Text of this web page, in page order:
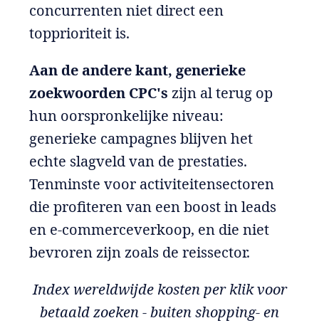
concurrenten niet direct een
topprioriteit is.
Aan de andere kant, generieke
zoekwoorden CPC's zijn al terug op
hun oorspronkelijke niveau:
generieke campagnes blijven het
echte slagveld van de prestaties.
Tenminste voor activiteitensectoren
die profiteren van een boost in leads
en e-commerceverkoop, en die niet
bevroren zijn zoals de reissector.
Index wereldwijde kosten per klik voor
betaald zoeken - buiten shopping- en